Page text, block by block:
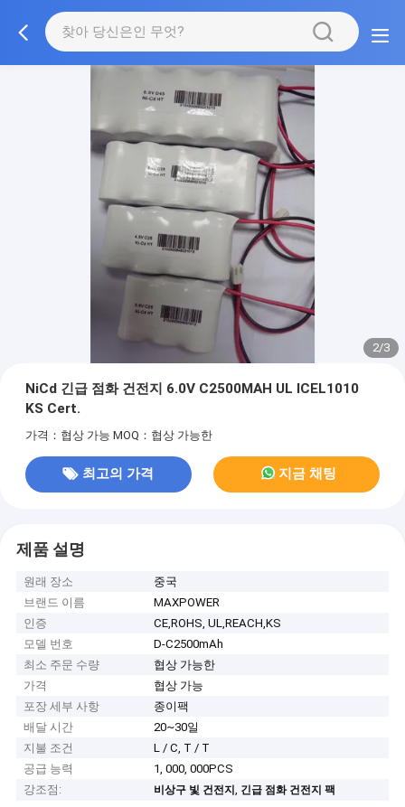
2/3
NiCd 긴급 점화 건전지 6.0V C2500MAH UL ICEL1010
KS Cert.
가격：협상 가능 MOQ：협상 가능한
최고의 가격 지금 채팅
제품 설명
원래 장소
중국
브랜드 이름
MAXPOWER
인증
CE,ROHS, UL,REACH,KS
모델 번호
D-C2500mAh
최소 주문 수량
협상 가능한
가격
협상 가능
포장 세부 사항
종이팩
배달 시간
20~30일
지불 조건
L / C, T / T
공급 능력
1, 000, 000PCS
강조점:
비상구 빛 건전지, 긴급 점화 건전지 팩